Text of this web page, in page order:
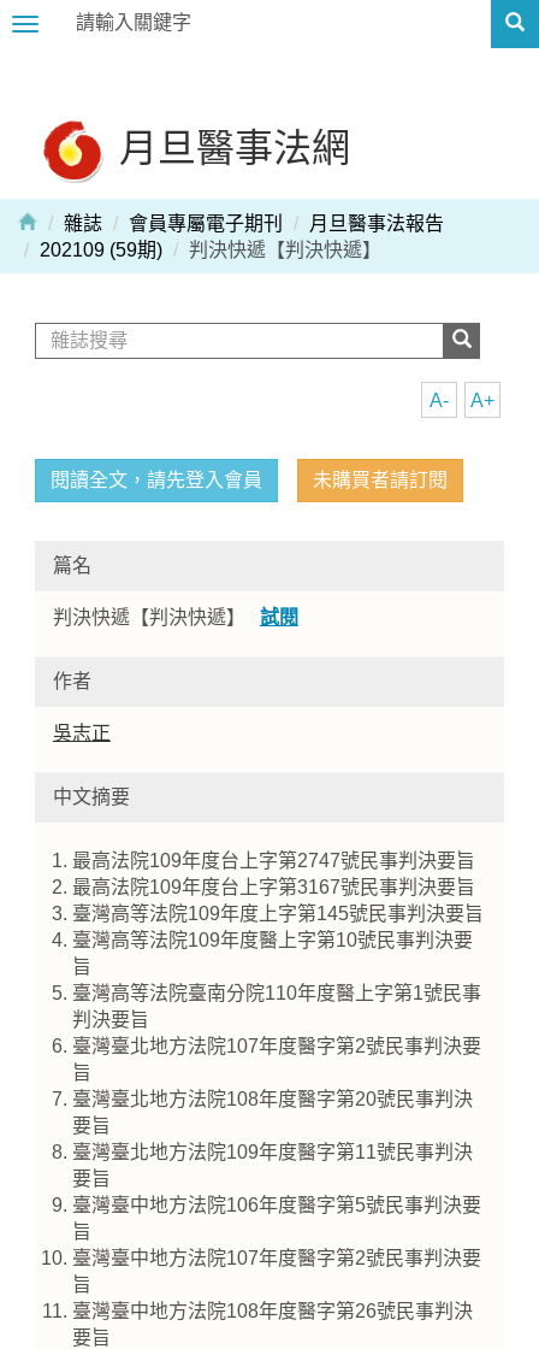
Toggle
月旦醫事法網
Home
雜誌 會員專屬電子期刊
月旦醫事法報告
202109 (59期)
判決快遞【判決快遞】
A+
A-
閱讀全文，請先登入會員 未購買者請訂閱
篇名
判決快遞【判決快遞】 試閱
作者
吳志正
中文摘要
最高法院109年度台上字第2747號民事判決要旨
最高法院109年度台上字第3167號民事判決要旨
臺灣高等法院109年度上字第145號民事判決要旨
臺灣高等法院109年度醫上字第10號民事判決要
旨
臺灣高等法院臺南分院110年度醫上字第1號民事
判決要旨
臺灣臺北地方法院107年度醫字第2號民事判決要
旨
臺灣臺北地方法院108年度醫字第20號民事判決
要旨
臺灣臺北地方法院109年度醫字第11號民事判決
要旨
臺灣臺中地方法院106年度醫字第5號民事判決要
旨
臺灣臺中地方法院107年度醫字第2號民事判決要
旨
臺灣臺中地方法院108年度醫字第26號民事判決
要旨